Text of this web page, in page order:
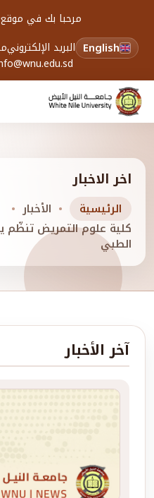
مرحبا بك في موقع
English البريد الإلكتروني
اخر الاخبار
الرئيسية
الأخبار
كلية علوم التمريض تنظّم
الطبي
آخر الأخبار